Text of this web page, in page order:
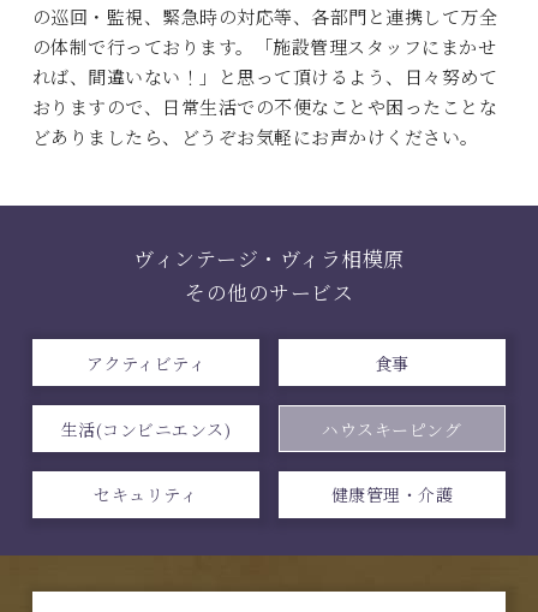
の巡回・監視、緊急時の対応等、各部門と連携して万全
の体制で行っております。「施設管理スタッフにまかせ
れば、間違いない！」と思って頂けるよう、日々努めて
おりますので、日常生活での不便なことや困ったことな
どありましたら、どうぞお気軽にお声かけください。
ヴィンテージ・ヴィラ相模原
その他のサービス
アクティビティ 食事
生活(コンビニエンス) ハウスキーピング
セキュリティ 健康管理・介護